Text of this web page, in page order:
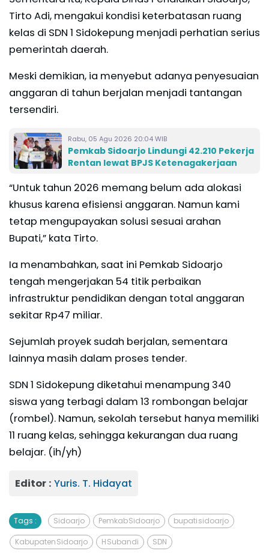
Tirto Adi, mengakui kondisi keterbatasan ruang
kelas di SDN 1 Sidokepung menjadi perhatian serius
pemerintah daerah.
Meski demikian, ia menyebut adanya penyesuaian
anggaran di tahun berjalan menjadi tantangan
tersendiri.
Rabu, 05 Agu 2026 20:04 WIB
Pemkab Sidoarjo Lindungi 42.210 Pekerja
Rentan lewat BPJS Ketenagakerjaan
“Untuk tahun 2026 memang belum ada alokasi
khusus karena efisiensi anggaran. Namun kami
tetap mengupayakan solusi sesuai arahan
Bupati,” kata Tirto.
Ia menambahkan, saat ini Pemkab Sidoarjo
tengah mengerjakan 54 titik perbaikan
infrastruktur pendidikan dengan total anggaran
sekitar Rp47 miliar.
Sejumlah proyek sudah berjalan, sementara
lainnya masih dalam proses tender.
SDN 1 Sidokepung diketahui menampung 340
siswa yang terbagi dalam 13 rombongan belajar
(rombel). Namun, sekolah tersebut hanya memiliki
11 ruang kelas, sehingga kekurangan dua ruang
belajar. (ih/yh)
Editor : Yuris. T. Hidayat
Tags : Sidoarjo Pemkab Sidoarjo bupati sidoarjo
Kabupaten Sidoarjo H Subandi SDN